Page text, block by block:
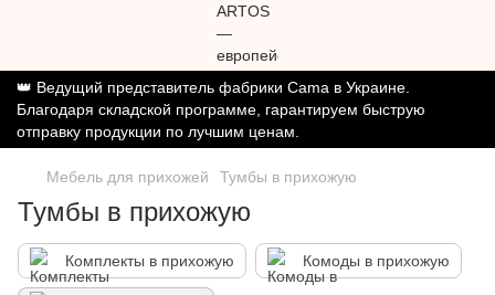
👑 Ведущий представитель фабрики Cama в Украине.
Благодаря складской программе, гарантируем быструю
отправку продукции по лучшим ценам.
Мебель для прихожей Тумбы в прихожую
Тумбы в прихожую
Комплекты в прихожую Комоды в прихожую